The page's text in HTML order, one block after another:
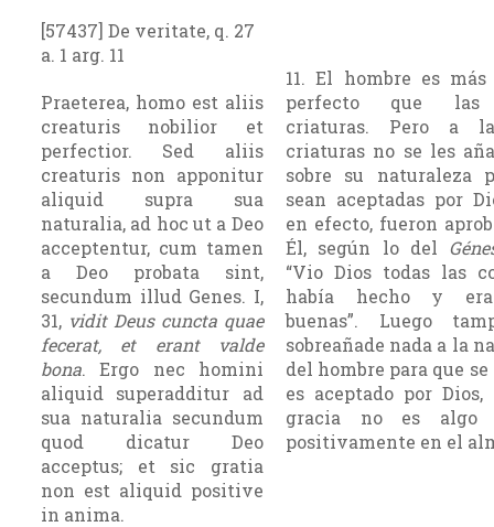
[57437] De veritate, q. 27
a. 1 arg. 11
Praeterea, homo est aliis
creaturis nobilior et
perfectior. Sed aliis
creaturis non apponitur
aliquid supra sua
naturalia, ad hoc ut a Deo
acceptentur, cum tamen
a Deo probata sint,
secundum illud Genes. I,
31, vidit Deus cuncta quae
fecerat, et erant valde
bona. Ergo nec homini
aliquid superadditur ad
sua naturalia secundum
quod dicatur Deo
acceptus; et sic gratia
non est aliquid positive
in anima.
11. El hombre es
perfecto que las
criaturas. Pero a
criaturas no se les
sobre su naturaleza
sean aceptadas por
en efecto, fueron
Él, según lo del
“Vio Dios todas las
había hecho y
buenas”. Luego
sobreañade nada a la
del hombre para que
es aceptado por
gracia no es algo
positivamente en el